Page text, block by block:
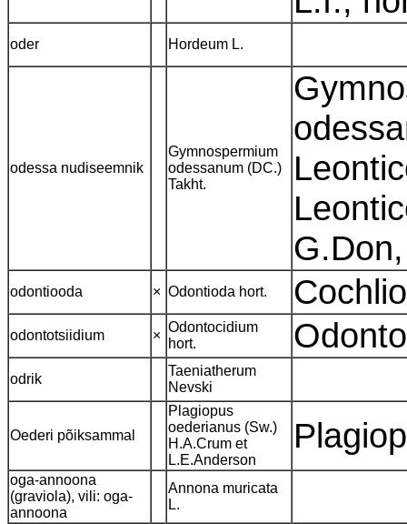
oder Hordeum L.
odessa nudiseemnik
Gymnospermium
odessanum (DC.)
Takht.
odontiooda × Odontioda hort.
odontotsiidium ×
Odontocidium
hort.
odrik
Taeniatherum
Nevski
Oederi põiksammal
Plagiopus
oederianus (Sw.)
H.A.Crum et
L.E.Anderson
oga-annoona
(graviola), vili: oga-
annoona
Annona muricata
L.